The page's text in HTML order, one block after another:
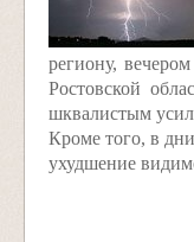
региону,
Ростовской
шквалистым
Кроме того, в
ухудшение